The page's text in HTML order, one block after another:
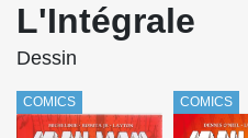
L'Intégrale
Dessin
COMICS COMICS